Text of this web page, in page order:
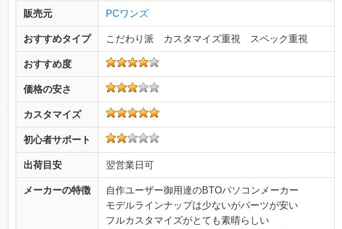
販売元 PCワンズ
おすすめタイプ こだわり派 カスタマイズ重視 スペック重視
おすすめ度
価格の安さ
カスタマイズ
初心者サポート
出荷目安 翌営業日可
メーカーの特徴
自作ユーザー御用達のBTOパソコンメーカー
モデルラインナップは少ないがパーツが安い
フルカスタマイズがとても素晴らしい